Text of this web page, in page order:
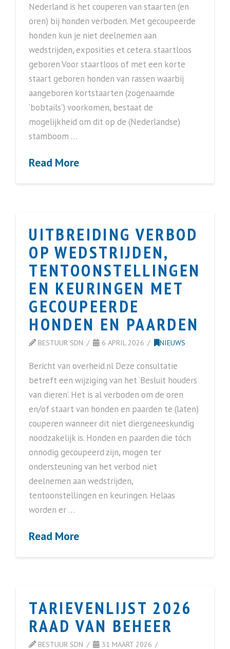
Nederland is het couperen van staarten (en
oren) bij honden verboden. Met gecoupeerde
honden kun je niet deelnemen aan
wedstrijden, exposities et cetera. staartloos
geboren Voor staartloos of met een korte
staart geboren honden van rassen waarbij
aangeboren kortstaarten (zogenaamde
‘bobtails’) voorkomen, bestaat de
mogelijkheid om dit op de (Nederlandse)
stamboom …
Read More
UITBREIDING VERBOD
OP WEDSTRIJDEN,
TENTOONSTELLINGEN
EN KEURINGEN MET
GECOUPEERDE
HONDEN EN PAARDEN
BESTUUR SDN 6 APRIL 2026 NIEUWS
Bericht van overheid.nl Deze consultatie
betreft een wijziging van het ‘Besluit houders
van dieren’. Het is al verboden om de oren
en/of staart van honden en paarden te (laten)
couperen wanneer dit niet diergeneeskundig
noodzakelijk is. Honden en paarden die tóch
onnodig gecoupeerd zijn, mogen ter
ondersteuning van het verbod niet
deelnemen aan wedstrijden,
tentoonstellingen en keuringen. Helaas
worden er …
Read More
TARIEVENLIJST 2026
RAAD VAN BEHEER
BESTUUR SDN 31 MAART 2026